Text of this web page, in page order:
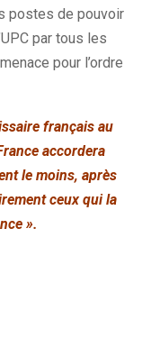
postes de pouvoir
par tous les
pour l’ordre
français au
accordera
le moins, après
ceux qui la
».